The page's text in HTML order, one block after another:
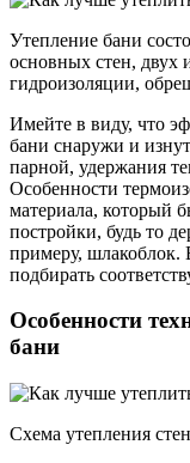
Утепление бани
основных стен, двух
гидроизоляции,
Имейте в виду, что
бани снаружи и
парной, удержания
Особенности
материала, который
постройки, будь то
примеру, шлакоблок.
подбирать
Особенности
бани
Схема утепления